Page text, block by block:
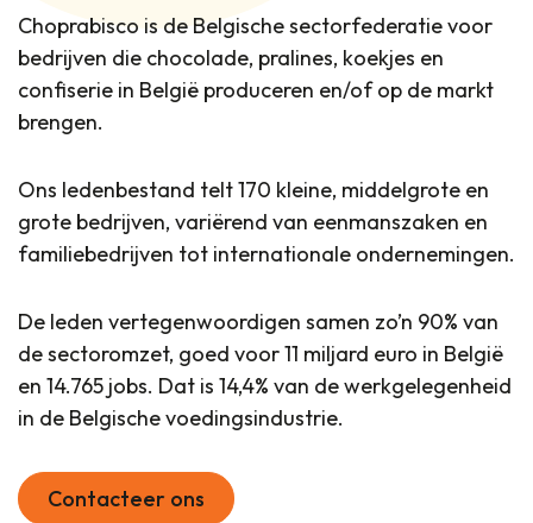
Choprabisco is de Belgische sectorfederatie voor
bedrijven die chocolade, pralines, koekjes en
confiserie in België produceren en/of op de markt
brengen.
Ons ledenbestand telt 170 kleine, middelgrote en
grote bedrijven, variërend van eenmanszaken en
familiebedrijven tot internationale ondernemingen.
De leden vertegenwoordigen samen zo’n 90% van
de sectoromzet, goed voor 11 miljard euro in België
en 14.765 jobs. Dat is 14,4% van de werkgelegenheid
in de Belgische voedingsindustrie.
Contacteer ons